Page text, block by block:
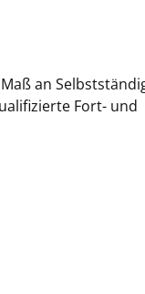
an
Fort- und